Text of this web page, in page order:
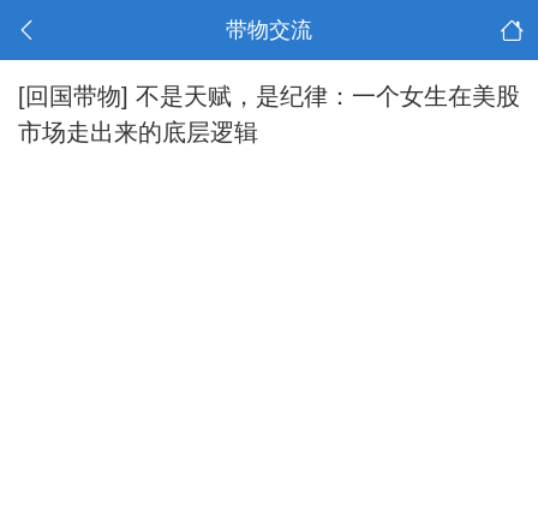
带物交流
[回国带物] 不是天赋，是纪律：一个女生在美股
市场走出来的底层逻辑